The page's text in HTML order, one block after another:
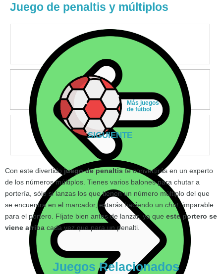
Juego de penaltis y múltiplos
VOLVER
Más juegos
de fútbol
SIGUIENTE
Con este divertido juego de penaltiste convertirás en un experto
de los números múltiplos. Tienes varios balones para chutar a
portería, sólo si lanzas los que tienen un número múltiplo del que
se encuentra en el marcador, estarás haciendo un chut,imparable
para el portero. Fíjate bien antes de lanzar, ya que este portero se
viene arriba cada vez que para un penalti.
Juegos Relacionados